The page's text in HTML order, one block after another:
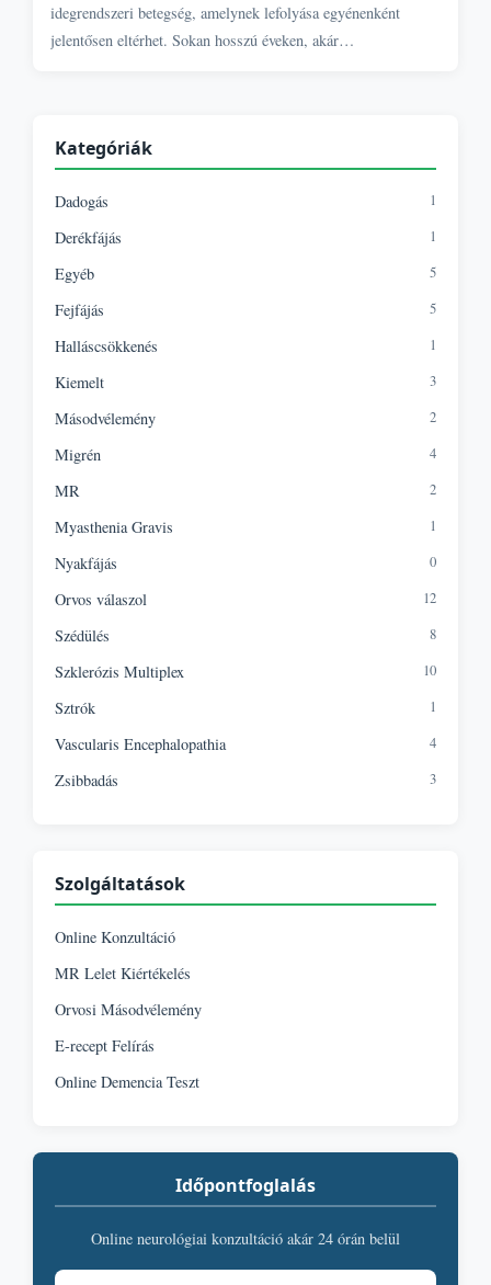
idegrendszeri betegség, amelynek lefolyása egyénenként
jelentősen eltérhet. Sokan hosszú éveken, akár…
Kategóriák
Dadogás 1
Derékfájás 1
Egyéb 5
Fejfájás 5
Halláscsökkenés 1
Kiemelt 3
Másodvélemény 2
Migrén 4
MR 2
Myasthenia Gravis 1
Nyakfájás 0
Orvos válaszol 12
Szédülés 8
Szklerózis Multiplex 10
Sztrók 1
Vascularis Encephalopathia 4
Zsibbadás 3
Szolgáltatások
Online Konzultáció
MR Lelet Kiértékelés
Orvosi Másodvélemény
E-recept Felírás
Online Demencia Teszt
Időpontfoglalás
Online neurológiai konzultáció akár 24 órán belül